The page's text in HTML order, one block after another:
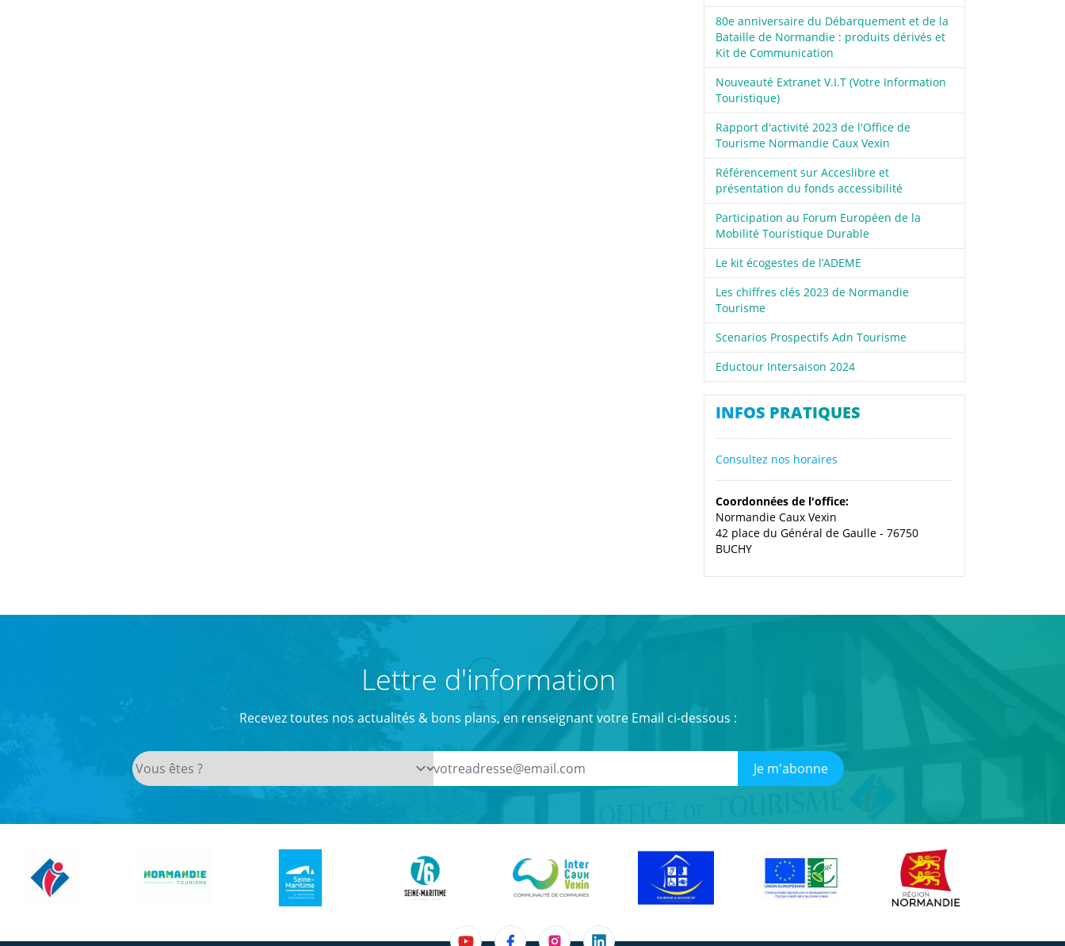
80e anniversaire du Débarquement et de la
Bataille de Normandie : produits dérivés et
Kit de Communication
Nouveauté Extranet V.I.T (Votre Information
Touristique)
Rapport d'activité 2023 de l'Office de
Tourisme Normandie Caux Vexin
Référencement sur Acceslibre et
présentation du fonds accessibilité
Participation au Forum Européen de la
Mobilité Touristique Durable
Le kit écogestes de l’ADEME
Les chiffres clés 2023 de Normandie
Tourisme
Scenarios Prospectifs Adn Tourisme
Eductour Intersaison 2024
INFOS PRATIQUES
Consultez nos horaires
Coordonnées de l'office:
Normandie Caux Vexin
42 place du Général de Gaulle - 76750
BUCHY
Lettre d'information
Recevez toutes nos actualités & bons plans, en renseignant votre Email ci-dessous :
Je m'abonne